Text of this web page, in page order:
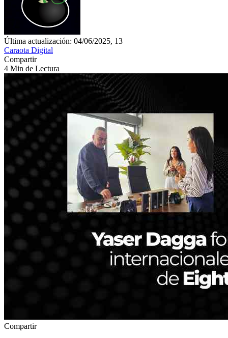
Última actualización: 04/06/2025, 13
Caraota Digital
Compartir
4 Min de Lectura
Compartir